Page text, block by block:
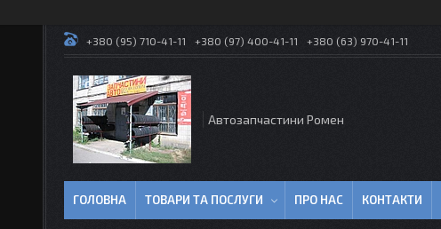
+380 (95) 710-41-11 +380 (97) 400-41-11 +380 (63) 970-41-11
Автозапчастини Ромен
ГОЛОВНА ТОВАРИ ТА ПОСЛУГИ ПРО НАС КОНТАКТИ